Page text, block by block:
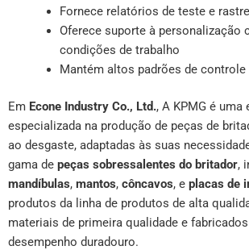
Fornece relatórios de teste e
Oferece suporte à personalização
condições de trabalho
Mantém altos padrões de controle
Em Econe Industry Co., Ltd., A KPMG é uma
especializada na produção de peças de
ao desgaste, adaptadas às suas
gama de peças sobressalentes do britador,
mandíbulas, mantos, côncavos, e placas de
produtos da linha de produtos de alta
materiais de primeira qualidade e
desempenho duradouro.